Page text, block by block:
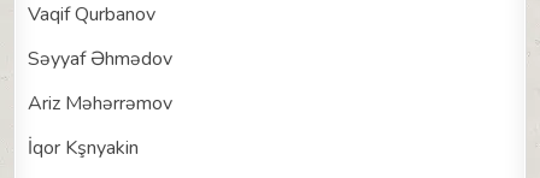
Vaqif Qurbanov
Səyyaf Əhmədov
Ariz Məhərrəmov
İqor Kşnyakin